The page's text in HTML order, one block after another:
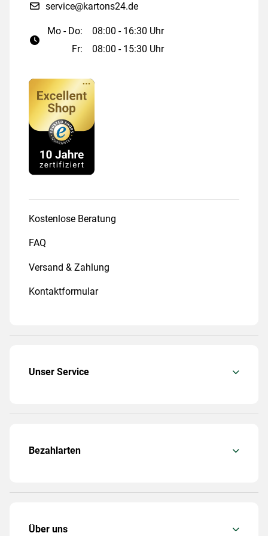
service@kartons24.de
Mo - Do:
08:00 - 16:30 Uhr
Fr:
08:00 - 15:30 Uhr
Kostenlose Beratung
FAQ
Versand & Zahlung
Kontaktformular
Unser Service
Bezahlarten
Über uns